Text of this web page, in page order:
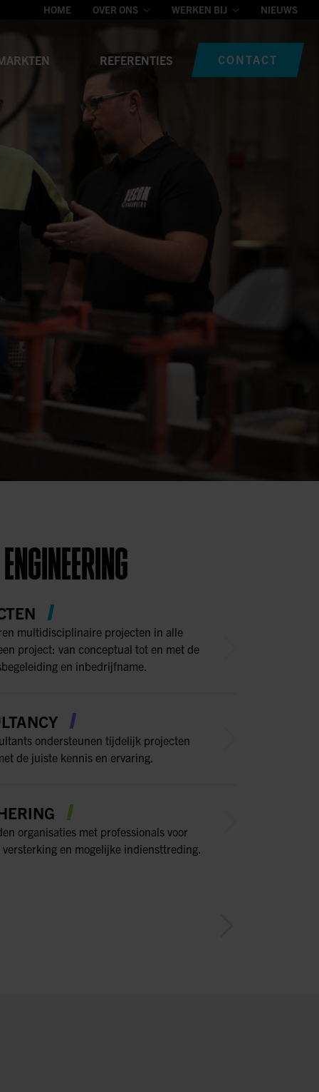
HOME OVER ONS WERKEN BIJ NIEUWS
REFERENTIES CONTACT
multidisciplinaire projecten in alle
project: van conceptual tot en met de
en inbedrijfname.
ondersteunen tijdelijk projecten
de juiste kennis en ervaring.
organisaties met professionals voor
en mogelijke indiensttreding.